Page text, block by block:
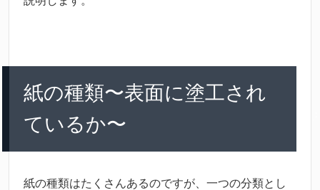
紙の種類〜表面に塗工され
ているか〜
紙の種類はたくさんあるのですが、 一つの分類とし